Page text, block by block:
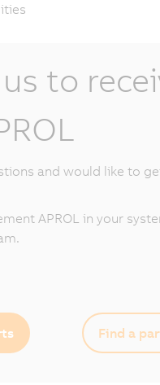
to
and would like to
APROL in your
Find a